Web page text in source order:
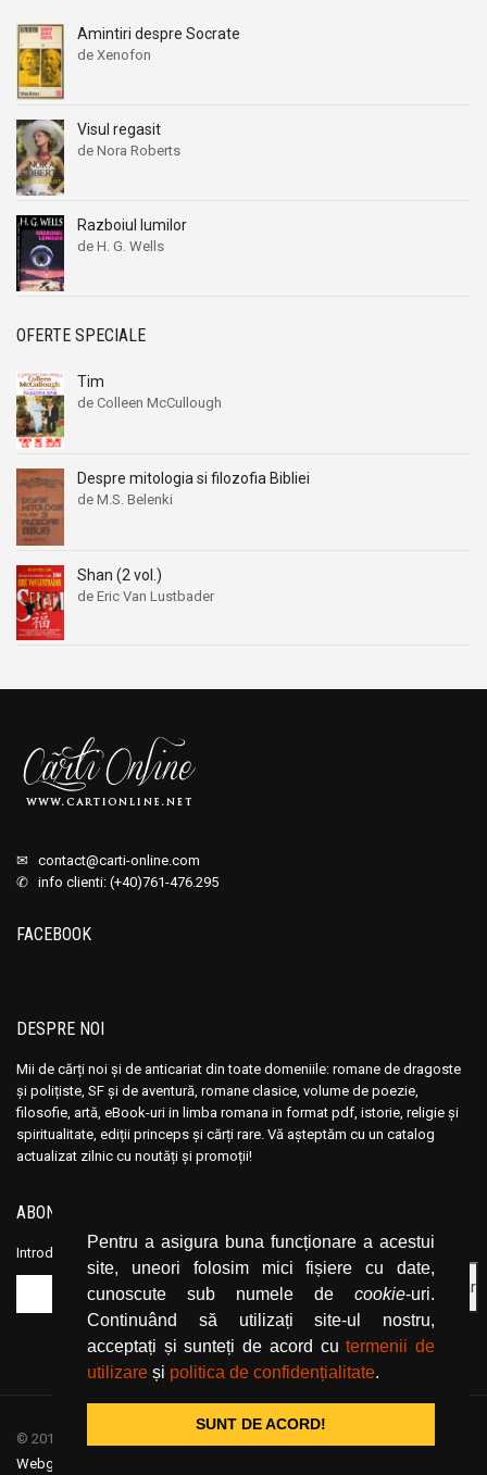
Pentru a asigura buna funcționare a acestui
site, uneori folosim mici fișiere cu date,
cunoscute sub numele de cookie-uri.
Continuând să utilizați site-ul nostru,
acceptați și sunteți de acord cutermenii de
utilizare și politica de confidențialitate.
SUNT DE ACORD!
Amintiri despre Socrate
de Xenofon
Visul regasit
de Nora Roberts
Razboiul lumilor
de H. G. Wells
OFERTE SPECIALE
Tim
de Colleen McCullough
Despre mitologia si filozofia Bibliei
de M.S. Belenki
Shan (2 vol.)
de Eric Van Lustbader
✉ contact@carti-online.com
✆ info clienti: (+40)761-476.295
FACEBOOK
DESPRE NOI
Mii de cărți noi și de anticariat din toate domeniile: romane de dragoste
și polițiste, SF și de aventură, romane clasice, volume de poezie,
filosofie, artă, eBook-uri in limba romana in format pdf, istorie, religie și
spiritualitate, ediții princeps și cărți rare. Vă așteptăm cu un catalog
actualizat zilnic cu noutăți și promoții!
ABONEAZĂ-TE LA NEWSLETTER
Introduceți adresa dvs. de email și dați click pe butonul de abonare.
© 2019
Webgraphic